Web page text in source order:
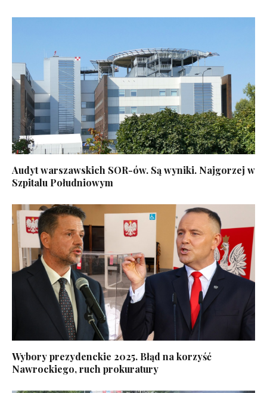
Audyt warszawskich SOR-ów. Są wyniki. Najgorzej w
Szpitalu Południowym
Wybory prezydenckie 2025. Błąd na korzyść
Nawrockiego, ruch prokuratury